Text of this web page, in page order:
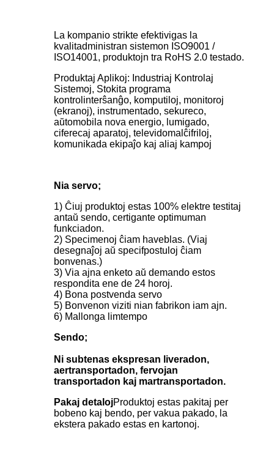
La kompanio strikte efektivigas la
kvalitadministran sistemon ISO9001 /
ISO14001, produktojn tra RoHS 2.0 testado.
Produktaj Aplikoj: Industriaj Kontrolaj
Sistemoj, Stokita programa
kontrolinterŝanĝo, komputiloj, monitoroj
(ekranoj), instrumentado, sekureco,
aŭtomobila nova energio, lumigado,
ciferecaj aparatoj, televidomalĉifriloj,
komunikada ekipaĵo kaj aliaj kampoj
Nia servo;
1) Ĉiuj produktoj estas 100% elektre testitaj
antaŭ sendo, certigante optimuman
funkciadon.
2) Specimenoj ĉiam haveblas. (Viaj
desegnaĵoj aŭ specifpostuloj ĉiam
bonvenas.)
3) Via ajna enketo aŭ demando estos
respondita ene de 24 horoj.
4) Bona postvenda servo
5) Bonvenon viziti nian fabrikon iam ajn.
6) Mallonga limtempo
Sendo;
Ni subtenas ekspresan liveradon,
aertransportadon, fervojan
transportadon kaj martransportadon.
Pakaj detalojProduktoj estas pakitaj per
bobeno kaj bendo, per vakua pakado, la
ekstera pakado estas en kartonoj.